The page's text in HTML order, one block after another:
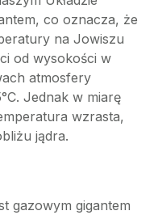
co oznacza, że
na Jowiszu
od wysokości w
atmosfery
Jednak w miarę
wzrasta,
jądra.
gazowym gigantem